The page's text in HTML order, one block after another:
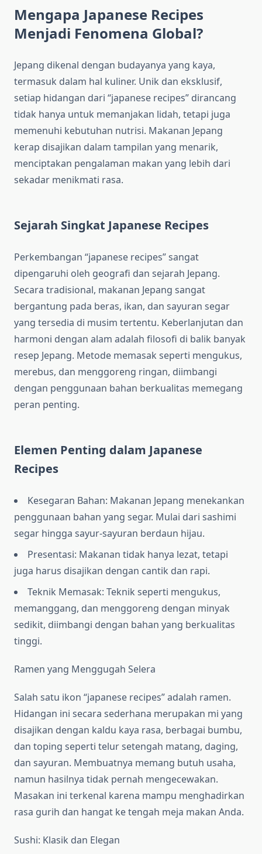
Mengapa Japanese Recipes
Menjadi Fenomena Global?
Jepang dikenal dengan budayanya yang kaya,
termasuk dalam hal kuliner. Unik dan eksklusif,
setiap hidangan dari “japanese recipes” dirancang
tidak hanya untuk memanjakan lidah, tetapi juga
memenuhi kebutuhan nutrisi. Makanan Jepang
kerap disajikan dalam tampilan yang menarik,
menciptakan pengalaman makan yang lebih dari
sekadar menikmati rasa.
Sejarah Singkat Japanese Recipes
Perkembangan “japanese recipes” sangat
dipengaruhi oleh geografi dan sejarah Jepang.
Secara tradisional, makanan Jepang sangat
bergantung pada beras, ikan, dan sayuran segar
yang tersedia di musim tertentu. Keberlanjutan dan
harmoni dengan alam adalah filosofi di balik banyak
resep Jepang. Metode memasak seperti mengukus,
merebus, dan menggoreng ringan, diimbangi
dengan penggunaan bahan berkualitas memegang
peran penting.
Elemen Penting dalam Japanese
Recipes
Kesegaran Bahan: Makanan Jepang menekankan
penggunaan bahan yang segar. Mulai dari sashimi
segar hingga sayur-sayuran berdaun hijau.
Presentasi: Makanan tidak hanya lezat, tetapi
juga harus disajikan dengan cantik dan rapi.
Teknik Memasak: Teknik seperti mengukus,
memanggang, dan menggoreng dengan minyak
sedikit, diimbangi dengan bahan yang berkualitas
tinggi.
Ramen yang Menggugah Selera
Salah satu ikon “japanese recipes” adalah ramen.
Hidangan ini secara sederhana merupakan mi yang
disajikan dengan kaldu kaya rasa, berbagai bumbu,
dan toping seperti telur setengah matang, daging,
dan sayuran. Membuatnya memang butuh usaha,
namun hasilnya tidak pernah mengecewakan.
Masakan ini terkenal karena mampu menghadirkan
rasa gurih dan hangat ke tengah meja makan Anda.
Sushi: Klasik dan Elegan